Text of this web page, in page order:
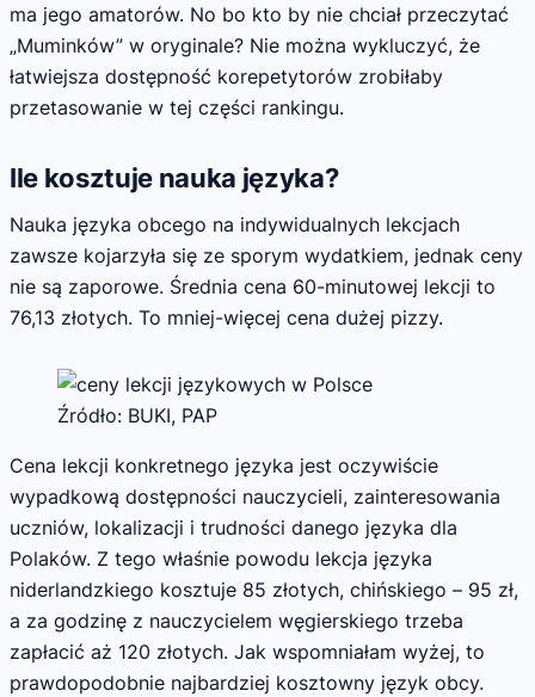
ma jego amatorów. No bo kto by nie chciał przeczytać
„Muminków” w oryginale? Nie można wykluczyć, że
łatwiejsza dostępność korepetytorów zrobiłaby
przetasowanie w tej części rankingu.
Ile kosztuje nauka języka?
Nauka języka obcego na indywidualnych lekcjach
zawsze kojarzyła się ze sporym wydatkiem, jednak ceny
nie są zaporowe. Średnia cena 60-minutowej lekcji to
76,13 złotych. To mniej-więcej cena dużej pizzy.
Źródło: BUKI, PAP
Cena lekcji konkretnego języka jest oczywiście
wypadkową dostępności nauczycieli, zainteresowania
uczniów, lokalizacji i trudności danego języka dla
Polaków. Z tego właśnie powodu lekcja języka
niderlandzkiego kosztuje 85 złotych, chińskiego – 95 zł,
a za godzinę z nauczycielem węgierskiego trzeba
zapłacić aż 120 złotych. Jak wspomniałam wyżej, to
prawdopodobnie najbardziej kosztowny język obcy.